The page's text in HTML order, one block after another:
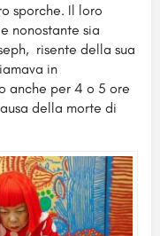
sporche. Il loro
nonostante sia
risente della sua
in
anche per 4 o 5 ore
della morte di